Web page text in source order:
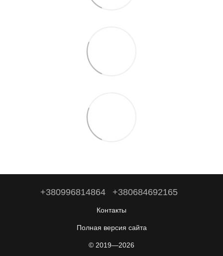
+380996814864 +380684692165
Контакты
Полная версия сайта
© 2019—2026